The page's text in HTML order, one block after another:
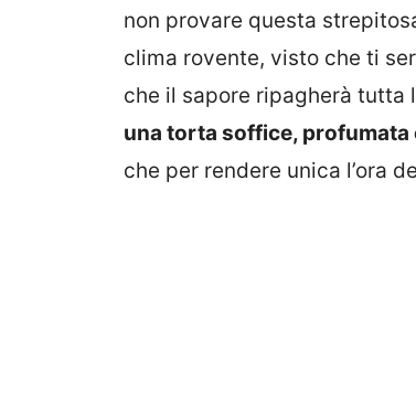
non provare questa
clima rovente, visto che ti
che il sapore ripagherà tutta
una torta soffice, profumata
che per rendere unica l’ora